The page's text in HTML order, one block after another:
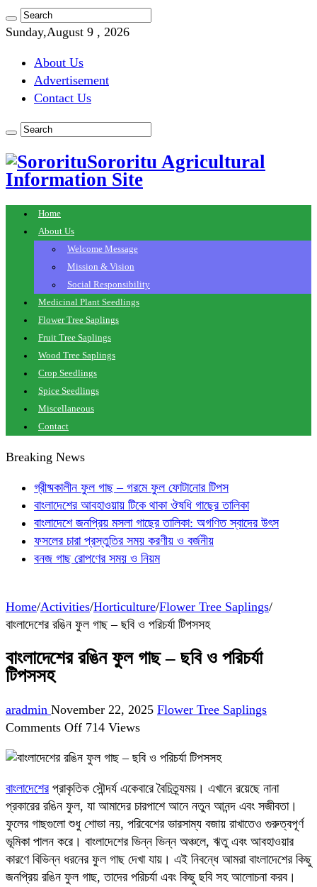
Sunday,August 9 , 2026
About Us
Advertisement
Contact Us
Sororitu Agricultural
Information Site
Home
About Us
Welcome Message
Mission & Vision
Social Responsibility
Medicinal Plant Seedlings
Flower Tree Saplings
Fruit Tree Saplings
Wood Tree Saplings
Crop Seedlings
Spice Seedlings
Miscellaneous
Contact
Breaking News
গ্রীষ্মকালীন ফুল গাছ – গরমে ফুল ফোটানোর টিপস
বাংলাদেশের আবহাওয়ায় টিকে থাকা ঔষধি গাছের তালিকা
বাংলাদেশে জনপ্রিয় মসলা গাছের তালিকা: অগণিত স্বাদের উৎস
ফসলের চারা প্রস্তুতির সময় করণীয় ও বর্জনীয়
বনজ গাছ রোপণের সময় ও নিয়ম
Home/Activities/Horticulture/Flower Tree Saplings/
বাংলাদেশের রঙিন ফুল গাছ – ছবি ও পরিচর্যা টিপসসহ
বাংলাদেশের রঙিন ফুল গাছ – ছবি ও পরিচর্যা
টিপসসহ
aradmin November 22, 2025 Flower Tree Saplings
Comments Offon
রঙিন
গাছ
–
ছবি
পরিচর্যা
714 Views
বাংলাদেশেরপ্রাকৃতিক সৌন্দর্য একেবারে বৈচিত্র্যময়। এখানে রয়েছে নানা
প্রকারের রঙিন ফুল, যা আমাদের চারপাশে আনে নতুন আনন্দ এবং সজীবতা।
ফুলের গাছগুলো শুধু শোভা নয়, পরিবেশের ভারসাম্য বজায় রাখাতেও গুরুত্বপূর্ণ
ভূমিকা পালন করে। বাংলাদেশের ভিন্ন ভিন্ন অঞ্চলে, ঋতু এবং আবহাওয়ার
কারণে বিভিন্ন ধরনের ফুল গাছ দেখা যায়। এই নিবন্ধে আমরা বাংলাদেশের কিছু
জনপ্রিয় রঙিন ফুল গাছ, তাদের পরিচর্যা এবং কিছু ছবি সহ আলোচনা করব।